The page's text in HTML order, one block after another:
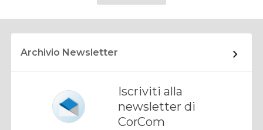
Archivio Newsletter
Iscriviti alla
newsletter di
CorCom